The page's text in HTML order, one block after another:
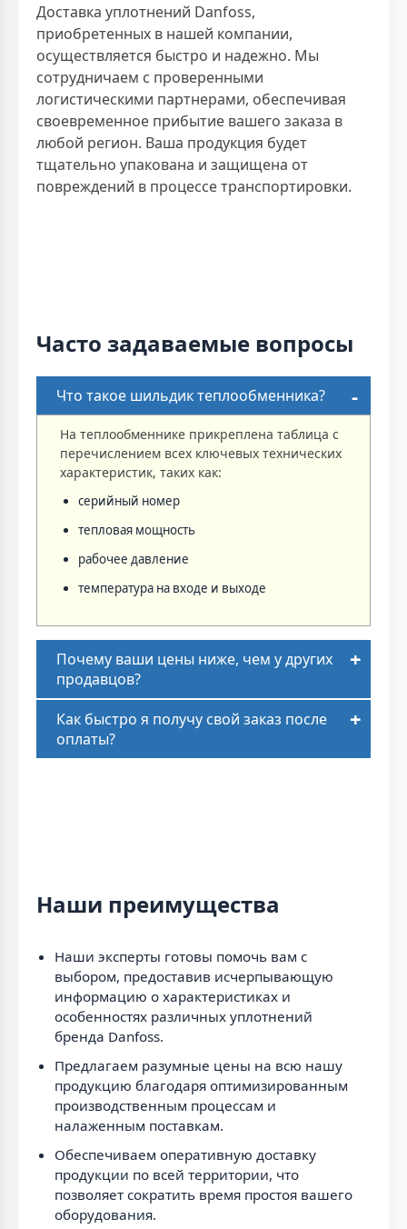
Доставка уплотнений Danfoss,
приобретенных в нашей компании,
осуществляется быстро и надежно. Мы
сотрудничаем с проверенными
логистическими партнерами, обеспечивая
своевременное прибытие вашего заказа в
любой регион. Ваша продукция будет
тщательно упакована и защищена от
повреждений в процессе транспортировки.
Часто задаваемые вопросы
Что такое шильдик теплообменника?
На теплообменнике прикреплена таблица с
перечислением всех ключевых технических
характеристик, таких как:
серийный номер
тепловая мощность
рабочее давление
температура на входе и выходе
Почему ваши цены ниже, чем у других
продавцов?
Как быстро я получу свой заказ после
оплаты?
Наши преимущества
Наши эксперты готовы помочь вам с
выбором, предоставив исчерпывающую
информацию о характеристиках и
особенностях различных уплотнений
бренда Danfoss.
Предлагаем разумные цены на всю нашу
продукцию благодаря оптимизированным
производственным процессам и
налаженным поставкам.
Обеспечиваем оперативную доставку
продукции по всей территории, что
позволяет сократить время простоя вашего
оборудования.